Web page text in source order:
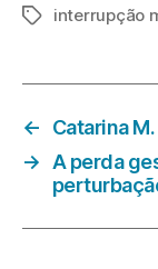
Etiquetas
interrupção
←
Catarina M.
→ A perda